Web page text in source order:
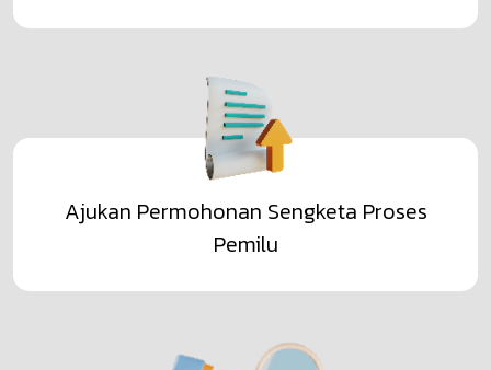
Ajukan Permohonan Sengketa Proses
Pemilu